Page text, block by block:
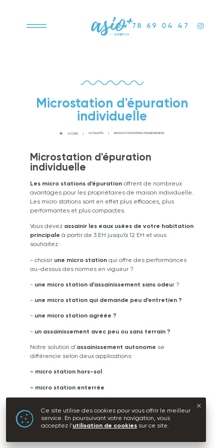
04 78 69 04 47
Microstation d'épuration
individuelle
ACCUEIL ACTUALITÉS MICROSTATION D'ÉPURATION INDIVIDUELLE
Microstation d'épuration
individuelle
Les micro stations d’épuration offrent de nombreux
avantages pour les propriétaires de maison individuelle.
Les micro stations sont en effet plus efficaces, plus
performantes et plus compactes.
Vous devez assainir les eaux usées de votre habitation
principale à partir de 3 EH jusqu’à 12 EH et vous
souhaitez :
- choisir une micro stationqui offre des performances
au-dessus des normes en vigueur ?
- une micro station d’assainissement sans odeur ?
- une micro station qui demande peu d’entretien?
- une micro station agréée ?
- un assainissement avec peu ou sans terrain ?
Notre solution d'assainissement autonome se
différencie selon deux applications:
- micro station hors-sol
- micro station enterrée
fonctionnent selon le même processus.
Découvrez notre solution en vidéo:Micro station
Ce site utilise des cookies pour vous offrir le meilleur
service. En poursuivant votre navigation, vous
acceptez l’utilisation de cookies sur ce site.